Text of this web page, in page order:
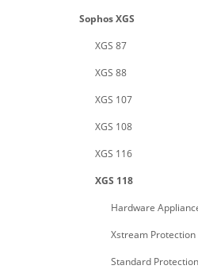
Sophos XGS
XGS 87
XGS 88
XGS 107
XGS 108
XGS 116
XGS 118
Hardware
Xstream Protection
Standard Protection